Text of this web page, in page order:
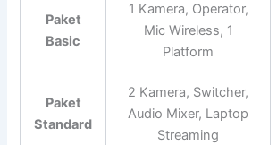
Paket
Basic
1 Kamera, Operator,
Mic Wireless, 1
Platform
Paket
Standard
2 Kamera, Switcher,
Audio Mixer, Laptop
Streaming